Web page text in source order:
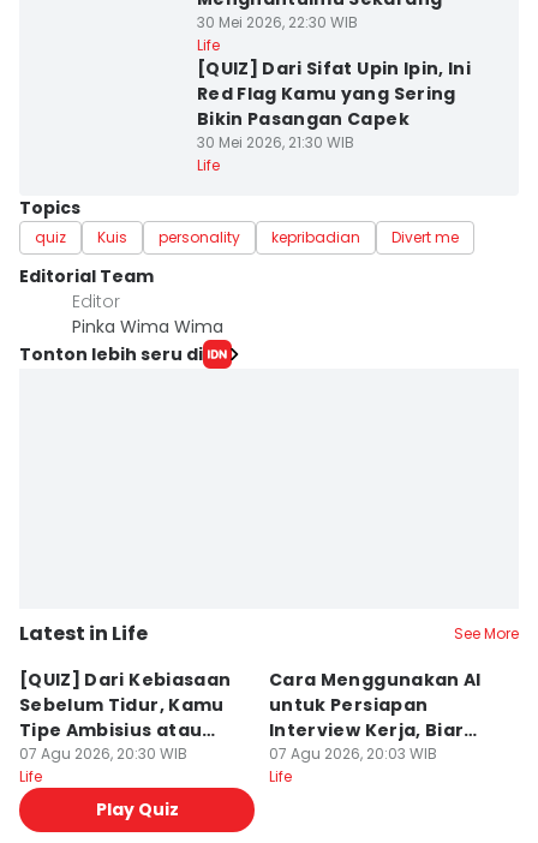
30 Mei 2026, 22:30 WIB
Life
[QUIZ] Dari Sifat Upin Ipin, Ini
Red Flag Kamu yang Sering
Bikin Pasangan Capek
30 Mei 2026, 21:30 WIB
Life
Topics
quiz Kuis personality kepribadian Divert me
Editorial Team
Editor
Pinka Wima Wima
Tonton lebih seru di
Latest in Life See More
[QUIZ] Dari Kebiasaan
Sebelum Tidur, Kamu
Tipe Ambisius atau
Santai?
07 Agu 2026, 20:30 WIB
Life
Play Quiz
Cara Menggunakan AI
untuk Persiapan
Interview Kerja, Biar
Makin Siap!
07 Agu 2026, 20:03 WIB
Life